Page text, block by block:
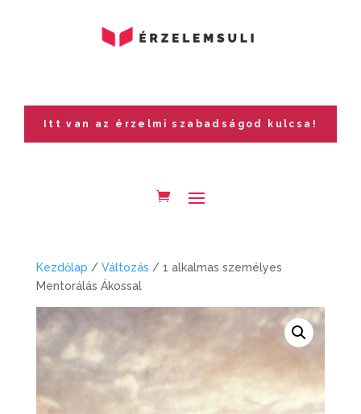
Itt van az érzelmi szabadságod kulcsa!
Kezdőlap / Változás / 1 alkalmas személyes
Mentorálás Ákossal